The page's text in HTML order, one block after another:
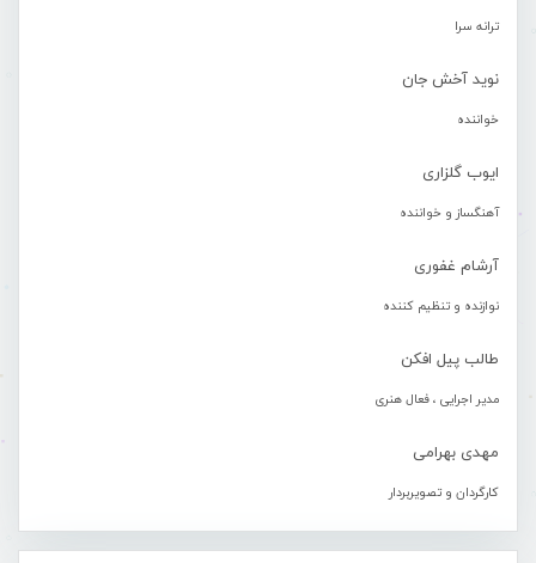
ترانه سرا
نوید آخش جان
خواننده
ایوب گلزاری
آهنگساز و خواننده
آرشام غفوری
نوازنده و تنظیم کننده
طالب پیل افکن
مدیر اجرایی ، فعال هنری
مهدی بهرامی
کارگردان و تصویربردار